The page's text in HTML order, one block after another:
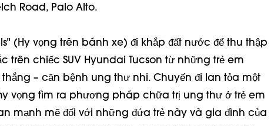
Road, Palo Alto.
(Hy vọng trên bánh xe) đi khắp đất nước để thu thập
trên chiếc SUV Hyundai Tucson từ những trẻ em
– căn bệnh ung thư nhi. Chuyến đi lan tỏa một
vọng tìm ra phương pháp chữa trị ung thư ở trẻ em
mạnh mẽ đối với những đứa trẻ này và gia đình của